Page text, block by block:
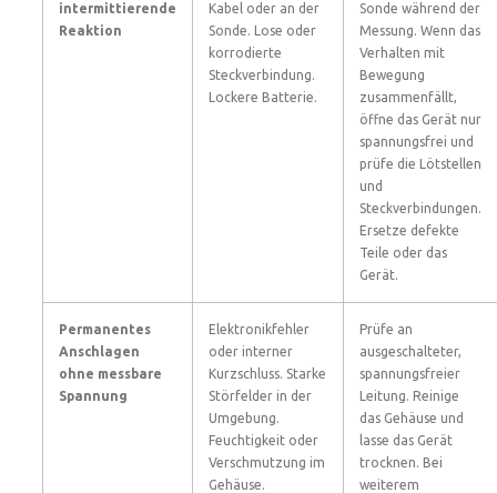
intermittierende
Reaktion
Kabel oder an der
Sonde. Lose oder
korrodierte
Steckverbindung.
Lockere Batterie.
Sonde während der
Messung. Wenn das
Verhalten mit
Bewegung
zusammenfällt,
öffne das Gerät nur
spannungsfrei und
prüfe die Lötstellen
und
Steckverbindungen.
Ersetze defekte
Teile oder das
Gerät.
Permanentes
Anschlagen
ohne messbare
Spannung
Elektronikfehler
oder interner
Kurzschluss. Starke
Störfelder in der
Umgebung.
Feuchtigkeit oder
Verschmutzung im
Gehäuse.
Prüfe an
ausgeschalteter,
spannungsfreier
Leitung. Reinige
das Gehäuse und
lasse das Gerät
trocknen. Bei
weiterem